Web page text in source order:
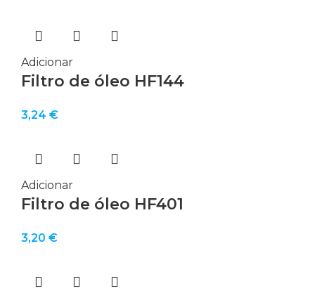
Adicionar
Filtro de óleo HF144
3,24 €
Adicionar
Filtro de óleo HF401
3,20 €